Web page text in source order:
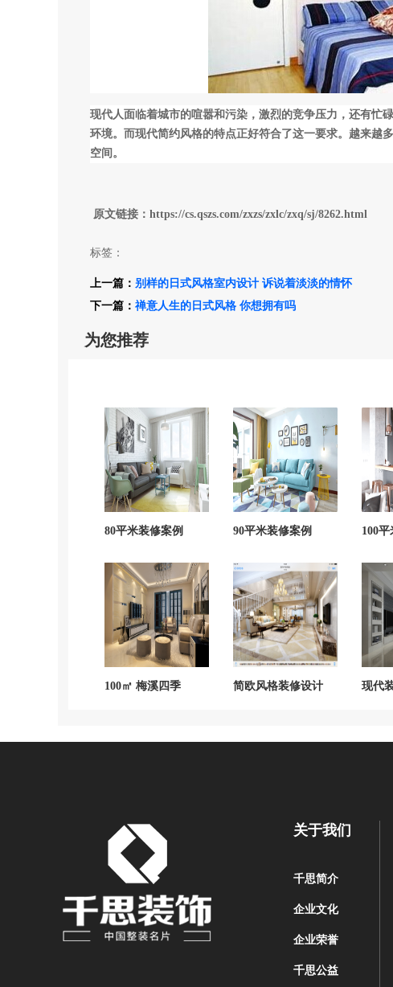
现代人面临着城市的喧嚣和污染，激烈的竞争压力，还有忙
环境。而现代简约风格的特点正好符合了这一要求。越来越
空间。
原文链接：https://cs.qszs.com/zxzs/zxlc/zxq/sj/8262.html
标签：
上一篇： 别样的日式风格室内设计 诉说着淡淡的情怀
下一篇： 禅意人生的日式风格 你想拥有吗
为您推荐
80平米装修案例 90平米装修案例 100
100㎡ 梅溪四季 简欧风格装修设计 现代
关于我们
千思简介
企业文化
企业荣誉
千思公益